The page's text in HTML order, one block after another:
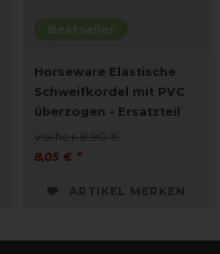
Bestseller
Horseware Elastische
Schweifkordel mit PVC
überzogen - Ersatzteil
vorher 8,90 €
8,05 € *
ARTIKEL MERKEN